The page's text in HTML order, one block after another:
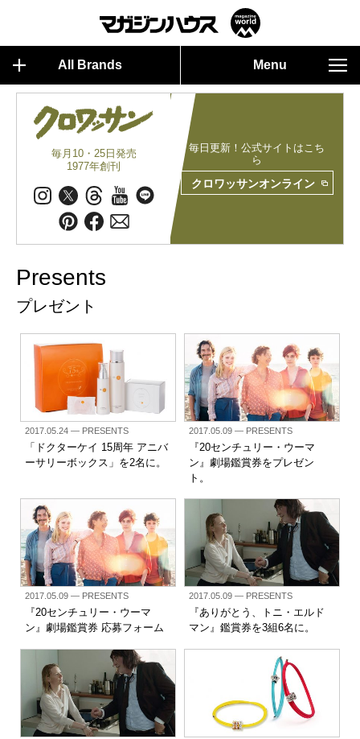
All Brands Menu
毎月10・25日発売
1977年創刊
毎日更新！公式サイトはこち
ら
クロワッサンオンライン
Presents
プレゼント
2017.05.24— PRESENTS
「ドクターケイ 15周年 アニバ
ーサリーボックス」を2名に。
2017.05.09— PRESENTS
『20センチュリー・ウーマ
ン』劇場鑑賞券をプレゼン
ト。
2017.05.09— PRESENTS
『20センチュリー・ウーマ
ン』劇場鑑賞券 応募フォーム
2017.05.09— PRESENTS
『ありがとう、トニ・エルド
マン』鑑賞券を3組6名に。